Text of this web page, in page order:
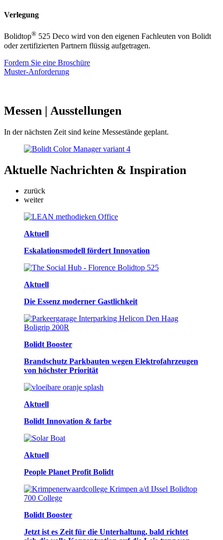
Verlegung
Bolidtop® 525 Deco wird von den eigenen Fachleuten von Bolidt
oder zertifizierten Partnern flüssig aufgetragen.
Fordern Sie eine Broschüre
Muster-Anforderung
Messen | Ausstellungen
In der nächsten Zeit sind keine Messestände geplant.
Aktuelle Nachrichten & Inspiration
zurück
weiter
Aktuell
Eskalationsmodell fördert Innovation
Aktuell
Die Essenz moderner Gastlichkeit
Bolidt Booster
Brandschutz Parkbauten wegen Elektrofahrzeugen
von höchster Priorität
Aktuell
Bolidt Innovation & farbe
Aktuell
People Planet Profit Bolidt
Bolidt Booster
Jetzt ist es Zeit für die Unterhaltung, bald richtet